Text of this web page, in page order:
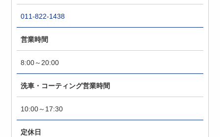
011-822-1438
営業時間
8:00～20:00
洗車・コーティング営業時間
10:00～17:30
定休日